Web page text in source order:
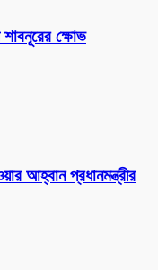
শাবনূরের ক্ষোভ
আহ্বান প্রধানমন্ত্রীর